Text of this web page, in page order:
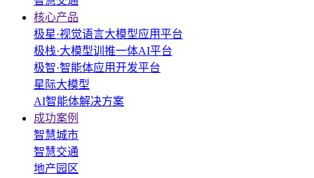
核心产品
极星·视觉语言大模型应用平台
极栈·大模型训推一体AI平台
极智·智能体应用开发平台
星际大模型
AI智能体解决方案
成功案例
智慧城市
智慧交通
地产园区